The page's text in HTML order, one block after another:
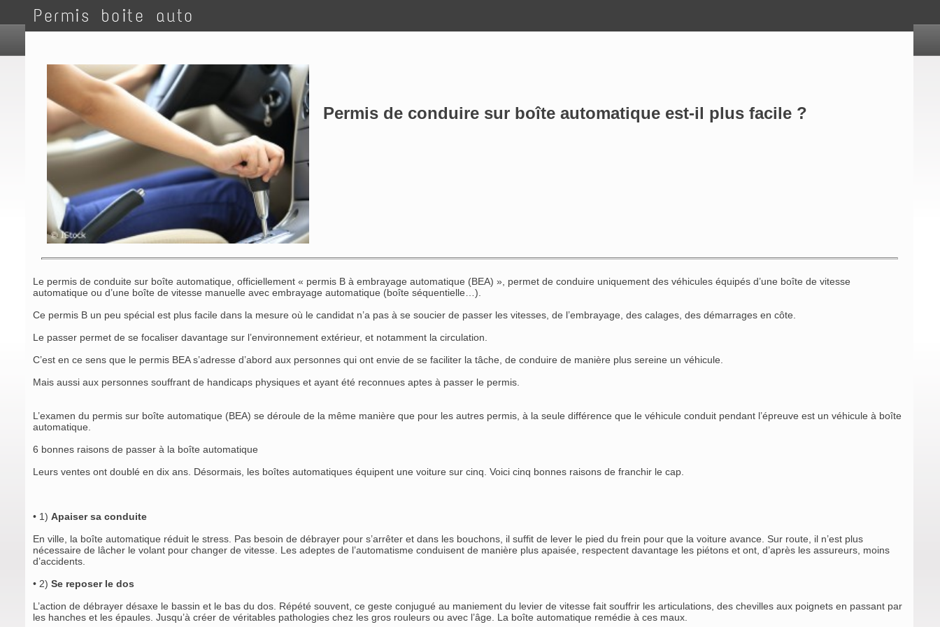
Permis boite auto
Permis de conduire sur boîte automatique est-il plus facile ?
Le permis de conduite sur boîte automatique, officiellement « permis B à embrayage automatique (BEA) », permet de conduire uniquement des véhicules équipés d’une boîte de vitesse
automatique ou d’une boîte de vitesse manuelle avec embrayage automatique (boîte séquentielle…).
Ce permis B un peu spécial est plus facile dans la mesure où le candidat n’a pas à se soucier de passer les vitesses, de l’embrayage, des calages, des démarrages en côte.
Le passer permet de se focaliser davantage sur l’environnement extérieur, et notamment la circulation.
C’est en ce sens que le permis BEA s’adresse d’abord aux personnes qui ont envie de se faciliter la tâche, de conduire de manière plus sereine un véhicule.
Mais aussi aux personnes souffrant de handicaps physiques et ayant été reconnues aptes à passer le permis.
L’examen du permis sur boîte automatique (BEA) se déroule de la même manière que pour les autres permis, à la seule différence que le véhicule conduit pendant l’épreuve est un véhicule à boîte
automatique.
6 bonnes raisons de passer à la boîte automatique
Leurs ventes ont doublé en dix ans. Désormais, les boîtes automatiques équipent une voiture sur cinq. Voici cinq bonnes raisons de franchir le cap.
• 1)Apaiser sa conduite
En ville, la boîte automatique réduit le stress. Pas besoin de débrayer pour s’arrêter et dans les bouchons, il suffit de lever le pied du frein pour que la voiture avance. Sur route, il n’est plus
nécessaire de lâcher le volant pour changer de vitesse. Les adeptes de l’automatisme conduisent de manière plus apaisée, respectent davantage les piétons et ont, d’après les assureurs, moins
d’accidents.
• 2)Se reposer le dos
L’action de débrayer désaxe le bassin et le bas du dos. Répété souvent, ce geste conjugué au maniement du levier de vitesse fait souffrir les articulations, des chevilles aux poignets en passant par
les hanches et les épaules. Jusqu’à créer de véritables pathologies chez les gros rouleurs ou avec l’âge. La boîte automatique remédie à ces maux.